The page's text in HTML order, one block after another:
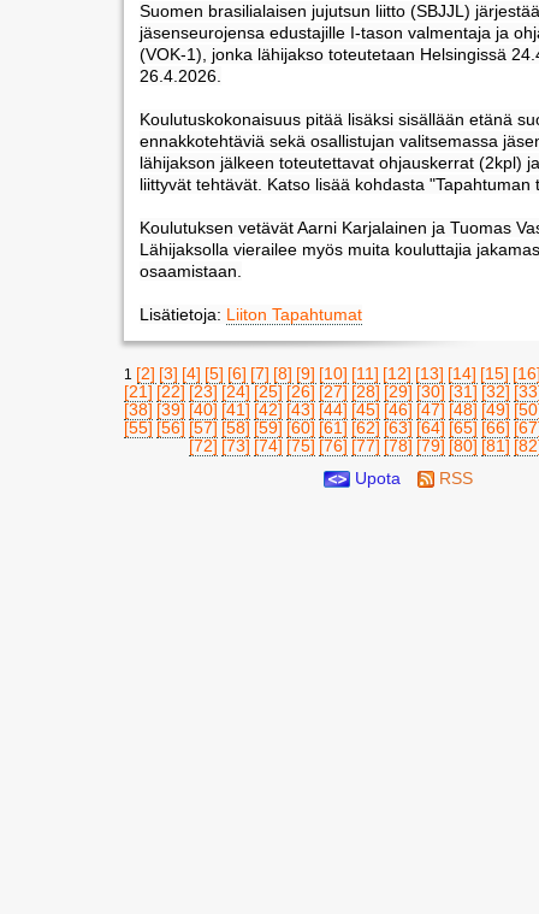
Suomen brasilialaisen jujutsun liitto (SBJJL) järjestää
jäsenseurojensa edustajille I-tason valmentaja ja
(VOK-1), jonka lähijakso toteutetaan Helsingissä
26.4.2026.
Koulutuskokonaisuus pitää lisäksi sisällään etänä
ennakkotehtäviä sekä osallistujan valitsemassa
lähijakson jälkeen toteutettavat ohjauskerrat (2kpl)
liittyvät tehtävät. Katso lisää kohdasta "Tapahtuman
Koulutuksen vetävät Aarni Karjalainen ja Tuomas
Lähijaksolla vierailee myös muita kouluttajia
osaamistaan.
Lisätietoja: Liiton Tapahtumat
1 [2] [3] [4] [5] [6] [7] [8] [9] [10] [11] [12] [13] [14] [15]
[21] [22] [23] [24] [25] [26] [27] [28] [29] [30] [31] [32]
[38] [39] [40] [41] [42] [43] [44] [45] [46] [47] [48] [49]
[55] [56] [57] [58] [59] [60] [61] [62] [63] [64] [65] [66]
[72] [73] [74] [75] [76] [77] [78] [79] [80] [81]
Upota
RSS